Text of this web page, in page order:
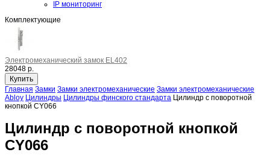
IP мониторинг
Комплектующие
Электромеханический замок EL402
28048 р.
Главная Замки Замки электромеханические Замки электромеханические
Abloy Цилиндры Цилиндры финского стандарта Цилиндр с поворотной
кнопкой CY066
Цилиндр с поворотной кнопкой
CY066